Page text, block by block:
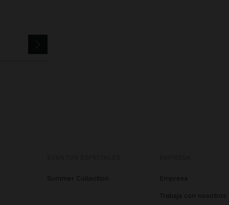
Summer Collection Empresa
Trabaja con nosotros